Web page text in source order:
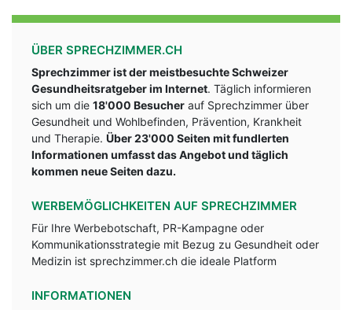
ÜBER SPRECHZIMMER.CH
Sprechzimmer ist der meistbesuchte Schweizer
Gesundheitsratgeber im Internet. Täglich informieren
sich um die 18'000 Besucher auf Sprechzimmer über
Gesundheit und Wohlbefinden, Prävention, Krankheit
und Therapie. Über 23'000 Seiten mit fundlerten
Informationen umfasst das Angebot und täglich
kommen neue Seiten dazu.
WERBEMÖGLICHKEITEN AUF SPRECHZIMMER
Für Ihre Werbebotschaft, PR-Kampagne oder
Kommunikationsstrategie mit Bezug zu Gesundheit oder
Medizin ist sprechzimmer.ch die ideale Platform
INFORMATIONEN